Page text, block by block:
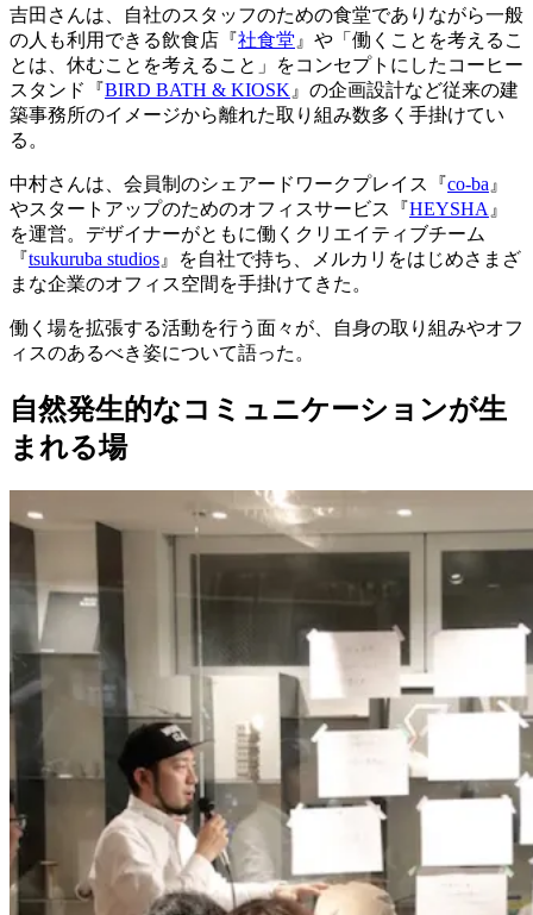
吉田さんは、自社のスタッフのための食堂でありながら一般
の人も利用できる飲食店『社食堂 』や「働くことを考えるこ
とは、休むことを考えること」をコンセプトにしたコーヒー
スタンド『BIRD BATH & KIOSK 』の企画設計など従来の建
築事務所のイメージから離れた取り組み数多く手掛けてい
る。
中村さんは、会員制のシェアードワークプレイス『co-ba 』
やスタートアップのためのオフィスサービス『HEYSHA 』
を運営。デザイナーがともに働くクリエイティブチーム
『tsukuruba studios 』を自社で持ち、メルカリをはじめさまざ
まな企業のオフィス空間を手掛けてきた。
働く場を拡張する活動を行う面々が、自身の取り組みやオフ
ィスのあるべき姿について語った。
自然発生的なコミュニケーションが生
まれる場